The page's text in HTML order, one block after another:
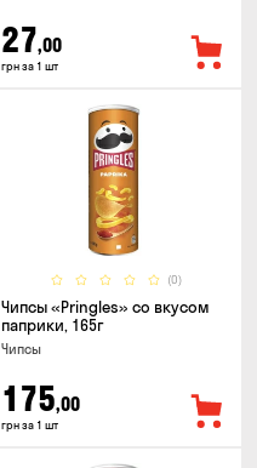
27,00
грн за 1 шт
(0)
Чипсы «Pringles» со вкусом
паприки, 165г
Чипсы
175,00
грн за 1 шт